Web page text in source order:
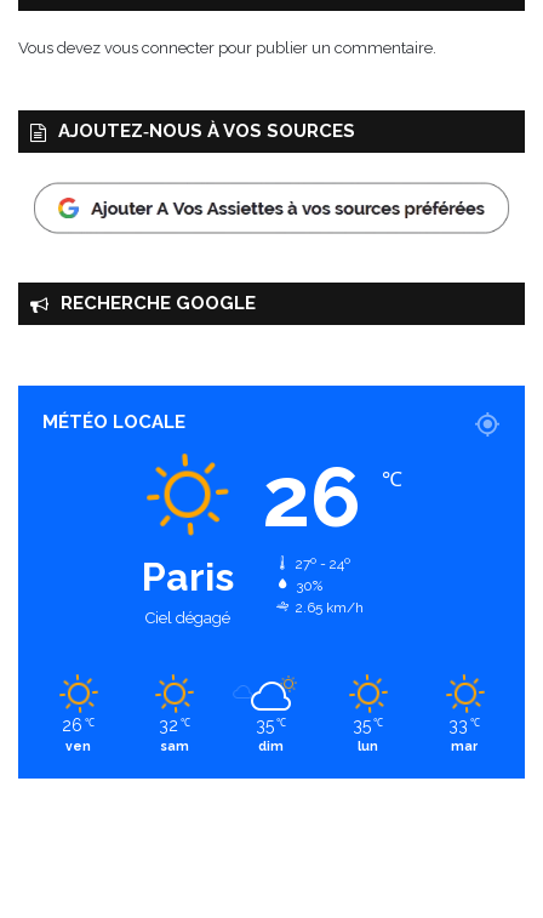
Vous devez vous connecter pour publier un commentaire.
AJOUTEZ‑NOUS À VOS SOURCES
RECHERCHE GOOGLE
MÉTÉO LOCALE
Paris
Ciel dégagé
26 ℃
27º - 24º
30%
2.65 km/h
26 ℃
ven
32 ℃
sam
35 ℃
dim
35 ℃
lun
33 ℃
mar